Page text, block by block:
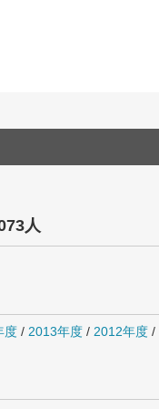
人
度 / 2013年度 / 2012年度 /